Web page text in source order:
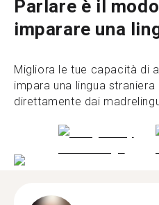
Parlare è il
imparare una
Migliora le tue capacità di
impara una lingua
direttamente dai